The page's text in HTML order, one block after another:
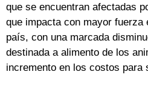
que se encuentran afectadas
que impacta con mayor fuerza
país, con una marcada
destinada a alimento de los
incremento en los costos para